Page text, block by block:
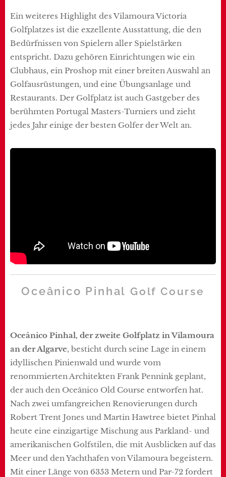
Ein weiteres Highlight des Vilamoura Victoria
Golfplatzes ist die exzellente Ausstattung, die den
Bedürfnissen von Spielern aller Spielstärken
entspricht. Dazu gehören Einrichtungen wie ein
Clubhaus, ein Proshop mit einer breiten Auswahl an
Golfausrüstungen, und eine Übungsanlage und
Restaurants. Der Golfplatz ist auch Gastgeber des
berühmten Portugal Masters-Turniers und zieht
jedes Jahr einige der besten Golfer der Welt an.
Oceânico Pinhal Golf Course
Oceânico Pinhal, der zweite Golfplatz in Vilamoura
an der Algarve, besticht durch seine Lage in einem
idyllischen Pinienwald und wurde vom
renommierten Architekten Frank Pennink geplant,
der auch den Oceânico Old Course entworfen hat.
Nach zwei umfangreichen Renovierungen durch
Robert Trent Jones und Martin Hawtree bietet Pinhal
heute eine einzigartige Mischung aus Parkland- und
amerikanischen Golfstilen, die mit Ausblicken auf das
Meer und den Yachthafen von Vilamoura begeistern.
Mit einer Länge von 6353 Metern und Par-72 fordert